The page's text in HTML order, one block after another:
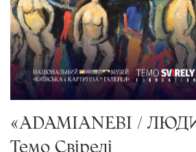
«ADAMIANEBI / ЛЮДИ
Темо Свірелі